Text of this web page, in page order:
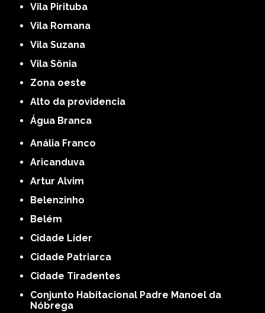
Vila Pirituba
Vila Romana
Vila Suzana
Vila Sônia
Zona oeste
alto da providencia
Água Branca
Anália Franco
Aricanduva
Artur Alvim
Belenzinho
Belém
Cidade Líder
Cidade Patriarca
Cidade Tiradentes
Conjunto Habitacional Padre Manoel da
Nóbrega